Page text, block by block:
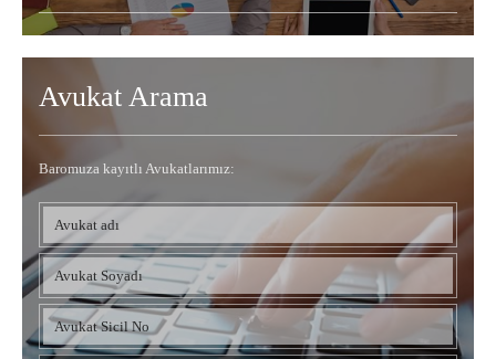
Avukat Arama
Baromuza kayıtlı Avukatlarımız: